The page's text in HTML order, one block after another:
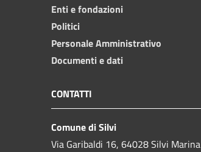
Enti e fondazioni
Politici
Personale Amministrativo
Documenti e dati
CONTATTI
Comune di Silvi
Via Garibaldi 16, 64028 Silvi Marina